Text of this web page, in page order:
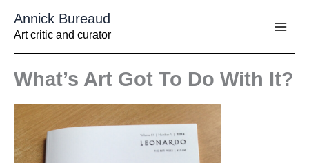
contenu
Annick Bureaud
Art critic and curator
What’s Art Got To Do With It?